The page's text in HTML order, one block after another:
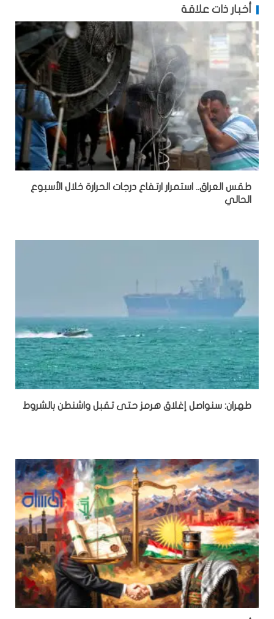
أخبار ذات علاقة
طقس العراق.. استمرار ارتفاع درجات الحرارة خلال الأسبوع
الحالي
طهران: سنواصل إغلاق هرمز حتى تقبل واشنطن بالشروط